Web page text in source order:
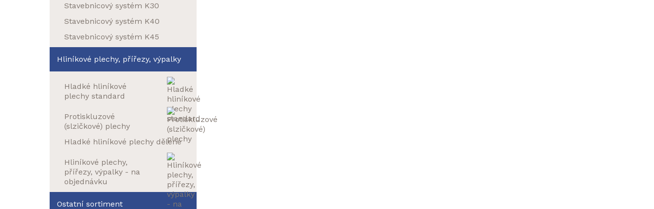
Stavebnicový systém K30
Stavebnicový systém K40
Stavebnicový systém K45
Hliníkové plechy, přířezy, výpalky
Hladké hliníkové
plechy standard
Protiskluzové
(slzičkové) plechy
Hladké hliníkové plechy dělené
Hliníkové plechy,
přířezy, výpalky - na
objednávku
Ostatní sortiment